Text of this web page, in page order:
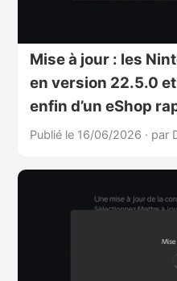
Mise à jour : les
en version 22.5.0
enfin d’un eShop
Publié le 16/06/2026 · par